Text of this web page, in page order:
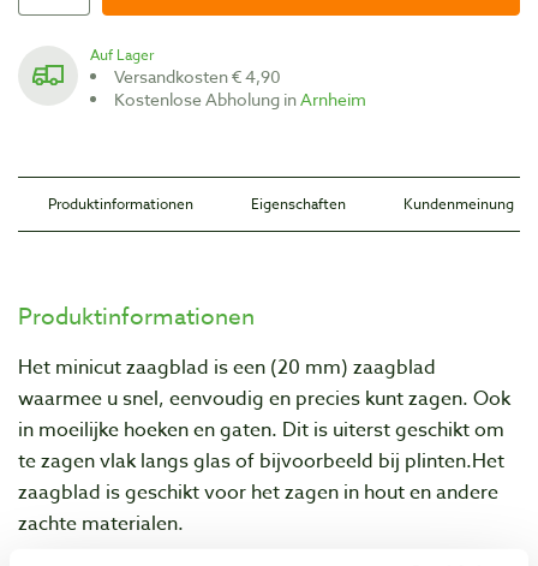
Auf Lager
Versandkosten € 4,90
Kostenlose Abholung inArnheim
Produktinformationen Eigenschaften Kundenmeinung
Produktinformationen
Het minicut zaagblad is een (20 mm) zaagblad
waarmee u snel, eenvoudig en precies kunt zagen. Ook
in moeilijke hoeken en gaten. Dit is uiterst geschikt om
te zagen vlak langs glas of bijvoorbeeld bij plinten.Het
zaagblad is geschikt voor het zagen in hout en andere
zachte materialen.